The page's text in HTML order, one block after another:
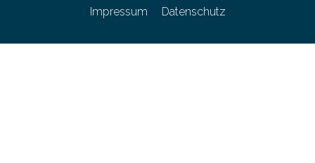
Impressum Datenschutz